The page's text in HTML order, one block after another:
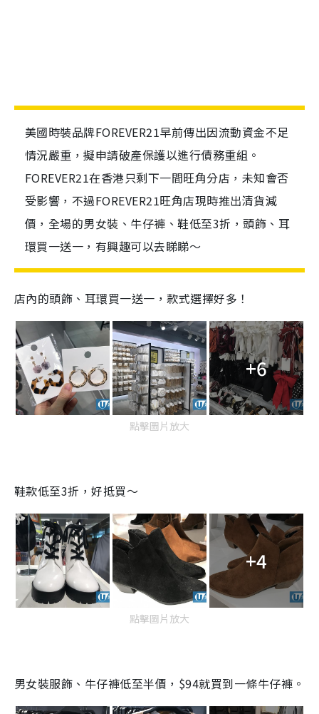
美國時裝品牌FOREVER21早前傳出因流動資金不足
情況嚴重，擬申請破產保護以進行債務重組。
FOREVER21在香港只剩下一間旺角分店，未知會否
受影響，不過FOREVER21旺角店現時推出清貨減
價，全場的男女裝、牛仔褲、鞋低至3折，頭飾、耳
環買一送一，有興趣可以去睇睇～
店內的頭飾、耳環買一送一，款式選擇好多！
+6
點擊圖片放大
鞋款低至3折，好抵買～
+4
點擊圖片放大
男女裝服飾、牛仔褲低至半價， $94就買到一條牛仔褲。